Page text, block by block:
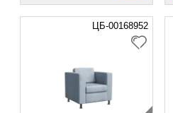
ЦБ-00168952